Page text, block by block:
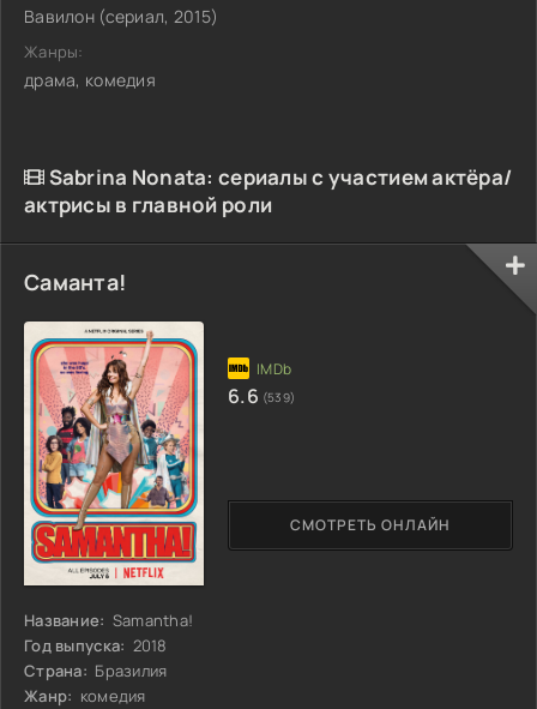
Вавилон (сериал, 2015)
Жанры:
драма, комедия
Sabrina Nonata: сериалы с участием актёра/
актрисы в главной роли
Саманта!
Название: Samantha!
Год выпуска: 2018
Страна: Бразилия
Жанр: комедия
СМОТРЕТЬ ОНЛАЙН
6.6 (539)